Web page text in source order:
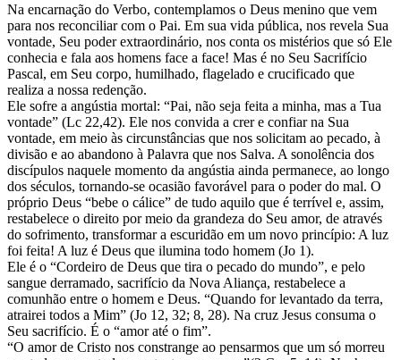
Na encarnação do Verbo, contemplamos o Deus menino que vem
para nos reconciliar com o Pai. Em sua vida pública, nos revela Sua
vontade, Seu poder extraordinário, nos conta os mistérios que só Ele
conhecia e fala aos homens face a face! Mas é no Seu Sacrifício
Pascal, em Seu corpo, humilhado, flagelado e crucificado que
realiza a nossa redenção.
Ele sofre a angústia mortal: “Pai, não seja feita a minha, mas a Tua
vontade” (Lc 22,42). Ele nos convida a crer e confiar na Sua
vontade, em meio às circunstâncias que nos solicitam ao pecado, à
divisão e ao abandono à Palavra que nos Salva. A sonolência dos
discípulos naquele momento da angústia ainda permanece, ao longo
dos séculos, tornando-se ocasião favorável para o poder do mal. O
próprio Deus “bebe o cálice” de tudo aquilo que é terrível e, assim,
restabelece o direito por meio da grandeza do Seu amor, de através
do sofrimento, transformar a escuridão em um novo princípio: A luz
foi feita! A luz é Deus que ilumina todo homem (Jo 1).
Ele é o “Cordeiro de Deus que tira o pecado do mundo”, e pelo
sangue derramado, sacrifício da Nova Aliança, restabelece a
comunhão entre o homem e Deus. “Quando for levantado da terra,
atrairei todos a Mim” (Jo 12, 32; 8, 28). Na cruz Jesus consuma o
Seu sacrifício. É o “amor até o fim”.
“O amor de Cristo nos constrange ao pensarmos que um só morreu